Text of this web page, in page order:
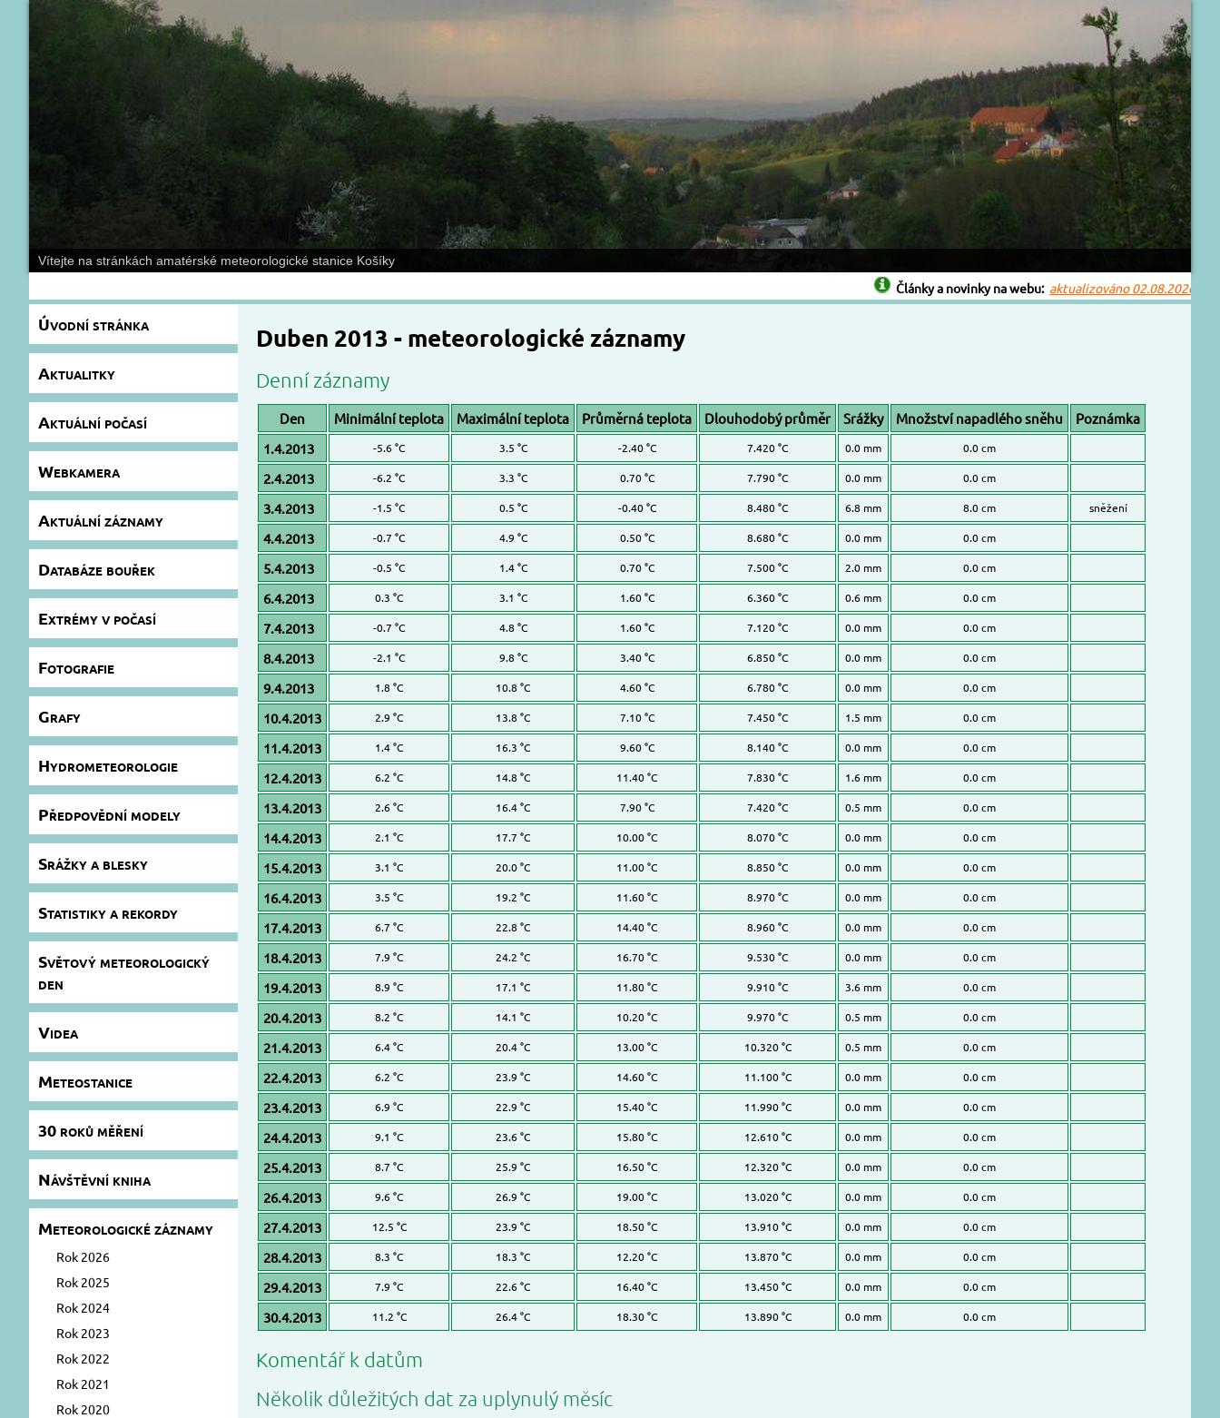
Vítejte na stránkách amatérské meteorologické stanice Košíky
Články a novinky na webu:aktualizováno 02.08.2026
Úvodní stránka
Aktualitky
Aktuální počasí
Webkamera
Aktuální záznamy
Databáze bouřek
Extrémy v počasí
Fotografie
Grafy
Hydrometeorologie
Předpovědní modely
Srážky a blesky
Statistiky a rekordy
Světový meteorologický
den
Videa
Meteostanice
30 roků měření
Návštěvní kniha
Meteorologické záznamy
Rok 2026
Rok 2025
Rok 2024
Rok 2023
Rok 2022
Rok 2021
Rok 2020
Duben 2013 - meteorologické záznamy
Denní záznamy
Den Minimální teplota Maximální teplota Průměrná teplota Dlouhodobý průměr Srážky Množství napadlého sněhu
Poznámka
1.4.2013
-5.6 °C 3.5 °C -2.40 °C 7.420 °C 0.0 mm 0.0 cm
2.4.2013 -6.2 °C 3.3 °C 0.70 °C 7.790 °C 0.0 mm 0.0 cm
3.4.2013 -1.5 °C 0.5 °C -0.40 °C 8.480 °C 6.8 mm 8.0 cm sněžení
4.4.2013 -0.7 °C 4.9 °C 0.50 °C 8.680 °C 0.0 mm 0.0 cm
5.4.2013 -0.5 °C 1.4 °C 0.70 °C 7.500 °C 2.0 mm 0.0 cm
6.4.2013 0.3 °C 3.1 °C 1.60 °C 6.360 °C 0.6 mm 0.0 cm
7.4.2013 -0.7 °C 4.8 °C 1.60 °C 7.120 °C 0.0 mm 0.0 cm
8.4.2013 -2.1 °C 9.8 °C 3.40 °C 6.850 °C 0.0 mm 0.0 cm
9.4.2013 1.8 °C 10.8 °C 4.60 °C 6.780 °C 0.0 mm 0.0 cm
10.4.2013 2.9 °C 13.8 °C 7.10 °C 7.450 °C 1.5 mm 0.0 cm
11.4.2013 1.4 °C 16.3 °C 9.60 °C 8.140 °C 0.0 mm 0.0 cm
12.4.2013 6.2 °C 14.8 °C 11.40 °C 7.830 °C 1.6 mm 0.0 cm
13.4.2013 2.6 °C 16.4 °C 7.90 °C 7.420 °C 0.5 mm 0.0 cm
14.4.2013 2.1 °C 17.7 °C 10.00 °C 8.070 °C 0.0 mm 0.0 cm
15.4.2013 3.1 °C 20.0 °C 11.00 °C 8.850 °C 0.0 mm 0.0 cm
16.4.2013 3.5 °C 19.2 °C 11.60 °C 8.970 °C 0.0 mm 0.0 cm
17.4.2013 6.7 °C 22.8 °C 14.40 °C 8.960 °C 0.0 mm 0.0 cm
18.4.2013 7.9 °C 24.2 °C 16.70 °C 9.530 °C 0.0 mm 0.0 cm
19.4.2013 8.9 °C 17.1 °C 11.80 °C 9.910 °C 3.6 mm 0.0 cm
20.4.2013 8.2 °C 14.1 °C 10.20 °C 9.970 °C 0.5 mm 0.0 cm
21.4.2013 6.4 °C 20.4 °C 13.00 °C 10.320 °C 0.5 mm 0.0 cm
22.4.2013 6.2 °C 23.9 °C 14.60 °C 11.100 °C 0.0 mm 0.0 cm
23.4.2013 6.9 °C 22.9 °C 15.40 °C 11.990 °C 0.0 mm 0.0 cm
24.4.2013 9.1 °C 23.6 °C 15.80 °C 12.610 °C 0.0 mm 0.0 cm
25.4.2013 8.7 °C 25.9 °C 16.50 °C 12.320 °C 0.0 mm 0.0 cm
26.4.2013 9.6 °C 26.9 °C 19.00 °C 13.020 °C 0.0 mm 0.0 cm
27.4.2013 12.5 °C 23.9 °C 18.50 °C 13.910 °C 0.0 mm 0.0 cm
28.4.2013 8.3 °C 18.3 °C 12.20 °C 13.870 °C 0.0 mm 0.0 cm
29.4.2013 7.9 °C 22.6 °C 16.40 °C 13.450 °C 0.0 mm 0.0 cm
30.4.2013 11.2 °C 26.4 °C 18.30 °C 13.890 °C 0.0 mm 0.0 cm
Komentář k datům
Několik důležitých dat za uplynulý měsíc